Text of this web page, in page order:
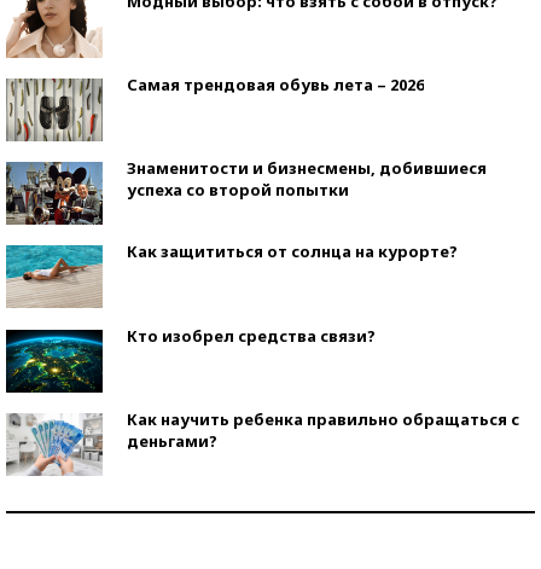
Самая трендовая обувь лета – 2026
Знаменитости и бизнесмены, добившиеся
успеха со второй попытки
Как защититься от солнца на курорте?
Кто изобрел средства связи?
Как научить ребенка правильно обращаться с
деньгами?